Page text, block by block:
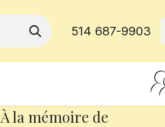
514 687-9903
À la mémoire de